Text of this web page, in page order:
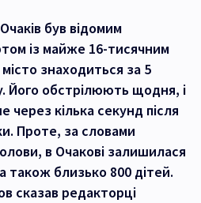
був відомим
із майже 16-тисячним
знаходиться за 5
Його обстрілюють щодня, і
кілька секунд після
Проте, за словами
в Очакові залишилася
також близько 800 дітей.
сказав редакторці